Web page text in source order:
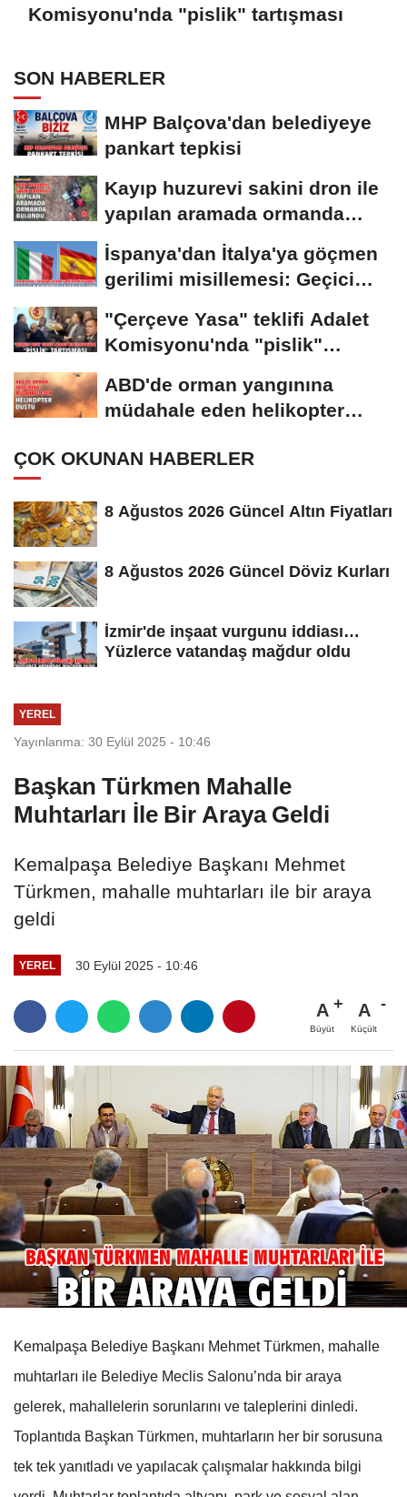
Komisyonu'nda "pislik" tartışması
SON HABERLER
MHP Balçova'dan belediyeye
pankart tepkisi
Kayıp huzurevi sakini dron ile
yapılan aramada ormanda
bulundu
İspanya'dan İtalya'ya göçmen
gerilimi misillemesi: Geçici
"Çerçeve Yasa" teklifi Adalet
Komisyonu'nda "pislik"
ABD'de orman yangınına
müdahale eden helikopter
ÇOK OKUNAN HABERLER
8 Ağustos 2026 Güncel Altın Fiyatları
8 Ağustos 2026 Güncel Döviz Kurları
İzmir'de inşaat vurgunu iddiası…
Yüzlerce vatandaş mağdur oldu
YEREL
Yayınlanma: 30 Eylül 2025 - 10:46
Başkan Türkmen Mahalle
Muhtarları İle Bir Araya Geldi
Kemalpaşa Belediye Başkanı Mehmet
Türkmen, mahalle muhtarları ile bir araya
geldi
YEREL 30 Eylül 2025 - 10:46
A
Büyüt
A
Küçült
Kemalpaşa Belediye Başkanı Mehmet Türkmen, mahalle
muhtarları ile Belediye Meclis Salonu’nda bir araya
gelerek, mahallelerin sorunlarını ve taleplerini dinledi.
Toplantıda Başkan Türkmen, muhtarların her bir sorusuna
tek tek yanıtladı ve yapılacak çalışmalar hakkında bilgi